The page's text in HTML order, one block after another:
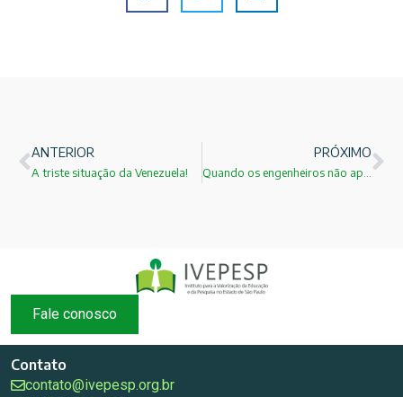
ANTERIOR
A triste situação da Venezuela!
PRÓXIMO
Fale conosco
Contato
contato@ivepesp.org.br